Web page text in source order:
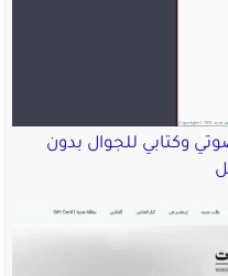
وكتابي للجوال بدون